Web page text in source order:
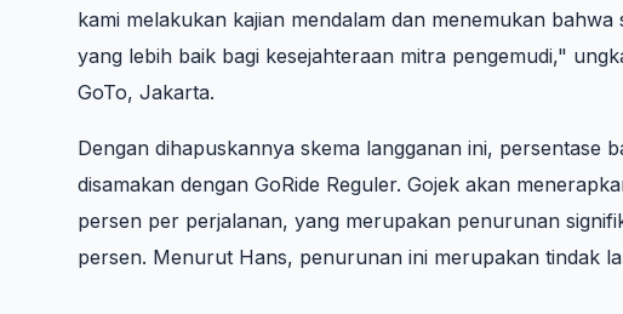
kami melakukan kajian mendalam dan menemukan
yang lebih baik bagi kesejahteraan mitra pengemudi,"
GoTo, Jakarta.
Dengan dihapuskannya skema langganan ini, persentase
disamakan dengan GoRide Reguler. Gojek akan
persen per perjalanan, yang merupakan penurunan
persen. Menurut Hans, penurunan ini merupakan tindak